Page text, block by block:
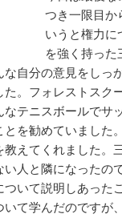
つき一限目か
いうと権力に
を強く持った
自分の意見をしっ
。フォレストス
テニスボールで
を勧めていまし
えてくれました。
人と隣になったの
いて説明しあった
て学んだのですが